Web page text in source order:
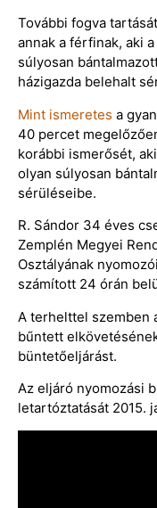
További fogva
annak a férfinak, aki
súlyosan
házigazda belehalt
Mint ismeretes a
40 percet
korábbi ismerősét,
olyan súlyosan
sérüléseibe.
R. Sándor 34 éves
Zemplén Megyei
Osztályának
számított 24 órán
A terhelttel szemben
bűntett
büntetőeljárást.
Az eljáró nyomozási
letartóztatását 2015.